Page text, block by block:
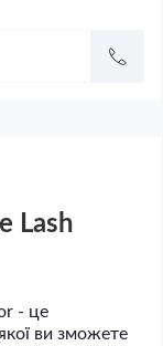
Lash
- це
ви зможете